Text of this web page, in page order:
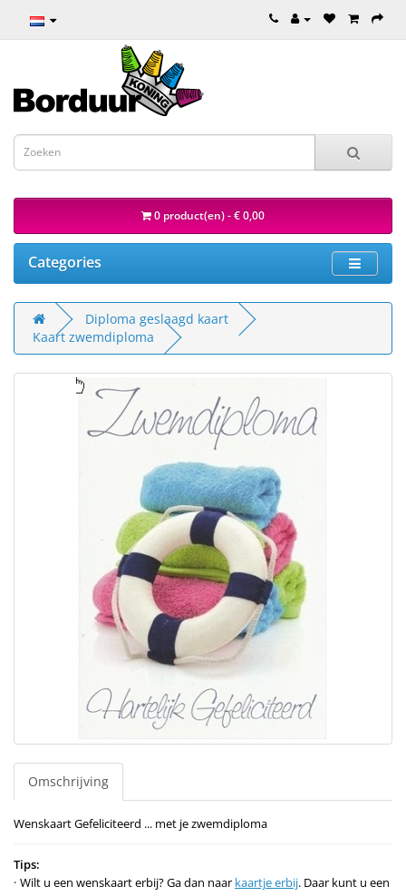
0 product(en) - € 0,00
Categories
Diploma geslaagd kaart
Kaart zwemdiploma
Omschrijving
Wenskaart Gefeliciteerd ... met je zwemdiploma
Tips:
Wilt u een wenskaart erbij? Ga dan naar kaartje erbij. Daar kunt u een